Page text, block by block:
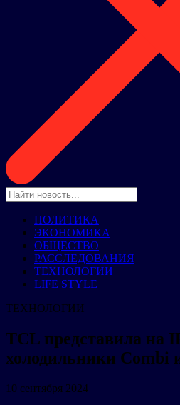
ПОЛИТИКА
ЭКОНОМИКА
ОБЩЕСТВО
РАССЛЕДОВАНИЯ
ТЕХНОЛОГИИ
LIFE STYLE
ТЕХНОЛОГИИ
TCL представила на
холодильники Combi
10 сентября 2024